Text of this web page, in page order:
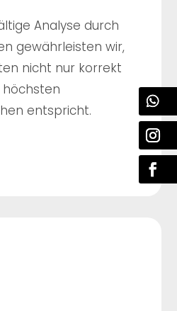
Analyse durch
gewährleisten wir,
nicht nur korrekt
höchsten
entspricht.